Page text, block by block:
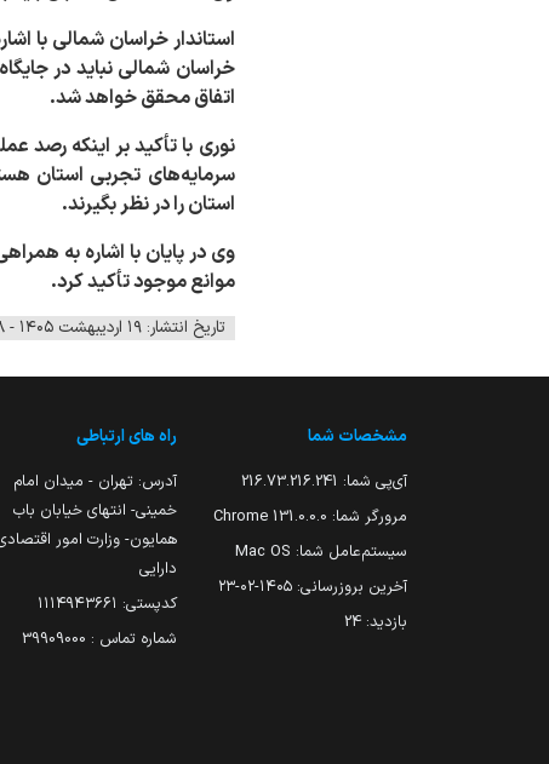
استاندار خراسان شمالی با
خراسان شمالی نباید در
اتفاق محقق خواهد شد.
نوری با تأکید بر اینکه رصد
سرمایه‌های تجربی استان
استان را در نظر بگیرند.
موانع موجود تأکید کرد.
تاریخ انتشار: ۱۹ اردیبهشت ۱۴۰۵ - ۱۳:۱۸
مشخصات شما
آی‌پی شما: 216.73.216.241
مرورگر شما: 131.0.0.0 Chrome
سیستم‌عامل شما: Mac OS
آخرین بروزرسانی: ۱۴۰۵-۰۲-۲۳
بازدید: 24
راه های ارتباطی
آدرس: تهران - میدان امام
خمینی- انتهای خیابان باب
همایون- وزارت امور
دارایی
کدپستی: ۱۱۱۴۹۴۳۶۶۱
شماره تماس : 39909000